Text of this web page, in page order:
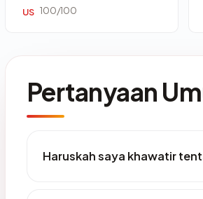
US 100/100
Pertanyaan
Haruskah saya khawatir